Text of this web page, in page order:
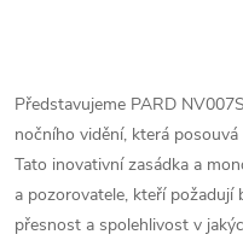
Představujeme PARD
nočního vidění, která
Tato inovativní zasádka a
a pozorovatele, kteří
přesnost a spolehlivost v